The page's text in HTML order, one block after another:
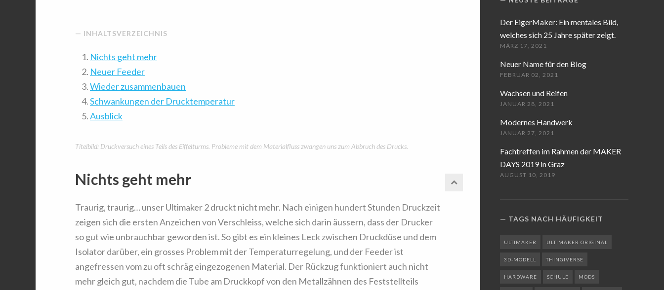
INHALTSVERZEICHNIS
Nichts geht mehr
Neuer Feeder
Wieder zusammenbauen
Schwankungen der Drucktemperatur
Ausblick
Titelbild: Druckversuch eines Teils des Eiffelturms. Probleme mit dem Materialfluss zwangen uns zum Abbruch des Drucks.
Nichts geht mehr
Traurig, traurig… unser Ultimaker 2 druckt nicht mehr. Nach einigen hundert Stunden Druckzeit
zeigen sich die ersten Anzeichen von Verschleiss, welche sich darin äussern, dass der Drucker
so gut wie unbrauchbar geworden ist. So gibt es ein kleines Leck zwischen Druckdüse und dem
Isolator darüber, ein grosses Problem mit der Temperaturregelung, und der Feeder ist
angefressen vom zu oft schräg eingezogenen Material. Der Rückzug funktioniert auch nicht
mehr gleich gut, nachdem die Tube am Druckkopf von den Metallzähnen des Feststellteils
Der EigerMaker: Ein mentales Bild,
welches sich 25 Jahre später zeigt.
MÄRZ 17, 2021
Neuer Name für den Blog
FEBRUAR 02, 2021
Wachsen und Reifen
JANUAR 28, 2021
Modernes Handwerk
JANUAR 27, 2021
Fachtreffen im Rahmen der MAKER
DAYS 2019 in Graz
AUGUST 10, 2019
TAGS NACH HÄUFIGKEIT
ULTIMAKER ULTIMAKER ORIGINAL
3D-MODELL THINGIVERSE
HARDWARE SCHULE MODS